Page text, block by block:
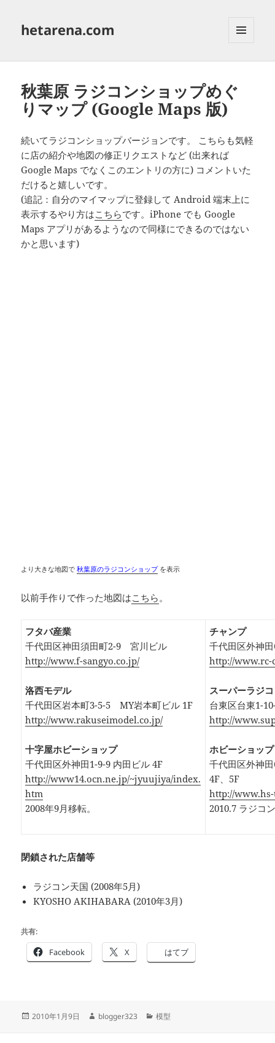
hetarena.com
ーとウ
秋葉原 ラジコンショップめぐ
りマップ (Google Maps 版)
続いてラジコンショップバージョンです。 こちらも気軽
に店の紹介や地図の修正リクエストなど (出来れば
Google Maps でなくこのエントリの方に) コメントいた
だけると嬉しいです。
(追記：自分のマイマップに登録して Android 端末上に
表示するやり方はこちらです。iPhone でも Google
Maps アプリがあるようなので同様にできるのではない
かと思います)
より大きな地図で秋葉原のラジコンショップを表示
以前手作りで作った地図はこちら。
フタバ産業
千代田区神田須田町2-9 宮川ビル
http://www.f-sangyo.co.jp/
洛西モデル
千代田区岩本町3-5-5 MY岩本町ビル 1F
http://www.rakuseimodel.co.jp/
十字屋ホビーショップ
千代田区外神田1-9-9 内田ビル 4F
http://www14.ocn.ne.jp/~jyuujiya/index.
htm
2008年9月移転。
チャンプ
千代田区外神
http://www.rc-
スーパーラジ
台東区台東1-
http://
ホビーショッ
千代田区外神
4F、5F
http://
2010.7 ラジコ
閉鎖された店舗等
ラジコン天国 (2008年5月)
KYOSHO AKIHABARA (2010年3月)
共有:
Facebook X はてブ
投
2010年1月9日
作
blogger323
カ
模型